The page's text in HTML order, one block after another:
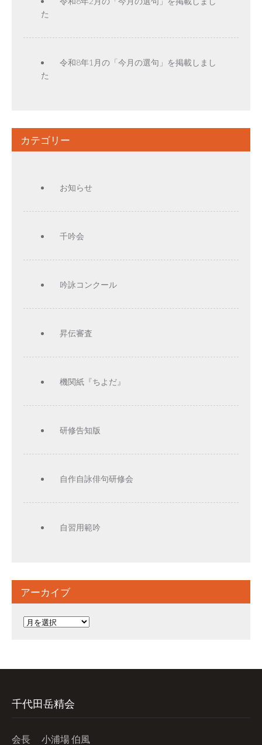
た
令和8年1月の「今月の選句」を掲載しまし
た
カテゴリー
お知らせ
千吟会
吟詠コンクール
昇伝審査
機関紙『ちよだ』
研修告知版
自作自詠俳句研修会
自習用範吟
アーカイブ
ア
ブ
千代田岳精会
会長 小浦場 伯風